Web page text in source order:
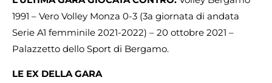
1991 – Vero Volley Monza 0-3 (3a giornata di andata
Serie A1 femminile 2021-2022) – 20 ottobre 2021 –
Palazzetto dello Sport di Bergamo.
LE EX DELLA GARA